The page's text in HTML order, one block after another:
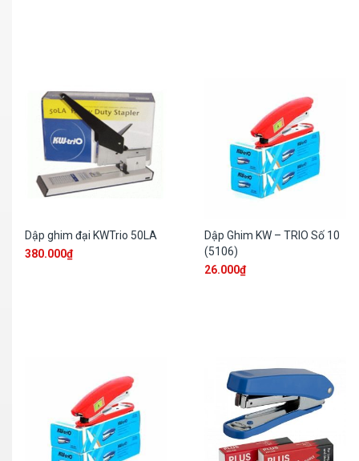
Dập ghim đại KWTrio 50LA
380.000₫
Dập Ghim KW – TRIO Số 10
(5106)
26.000₫